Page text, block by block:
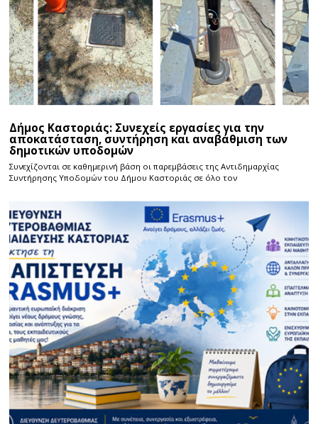
Δήμος Καστοριάς: Συνεχείς εργασίες για την
αποκατάσταση, συντήρηση και αναβάθμιση των
δημοτικών υποδομών
Συνεχίζονται σε καθημερινή βάση οι παρεμβάσεις της Αντιδημαρχίας
Συντήρησης Υποδομών του Δήμου Καστοριάς σε όλο τον